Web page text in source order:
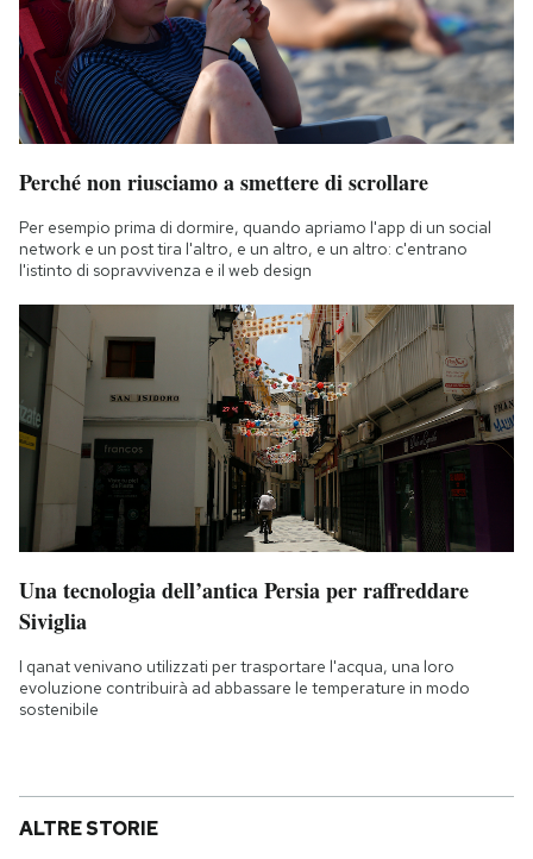
Perché non riusciamo a smettere di scrollare
Per esempio prima di dormire, quando apriamo l'app di un social
network e un post tira l'altro, e un altro, e un altro: c'entrano
l'istinto di sopravvivenza e il web design
Una tecnologia dell’antica Persia per raffreddare
Siviglia
I qanat venivano utilizzati per trasportare l'acqua, una loro
evoluzione contribuirà ad abbassare le temperature in modo
sostenibile
ALTRE STORIE